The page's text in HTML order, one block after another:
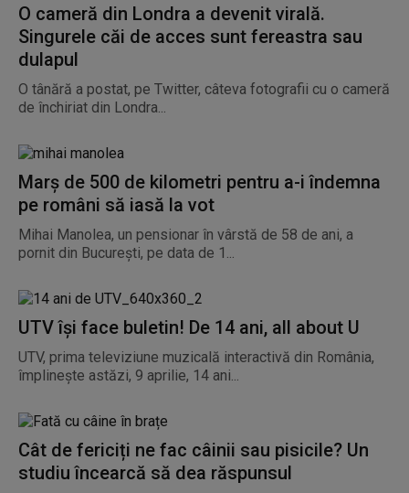
O cameră din Londra a devenit virală.
Singurele căi de acces sunt fereastra sau
dulapul
O tânără a postat, pe Twitter, câteva fotografii cu o cameră
de închiriat din Londra...
Marș de 500 de kilometri pentru a-i îndemna
pe români să iasă la vot
Mihai Manolea, un pensionar în vârstă de 58 de ani, a
pornit din București, pe data de 1...
UTV își face buletin! De 14 ani, all about U
UTV, prima televiziune muzicală interactivă din România,
împlinește astăzi, 9 aprilie, 14 ani...
Cât de fericiți ne fac câinii sau pisicile? Un
studiu încearcă să dea răspunsul